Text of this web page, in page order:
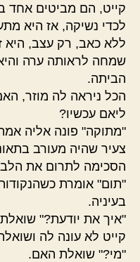
קייט, הם מביטים אחד
לכדי נשיקה, אז היא
ללא כאב, רק עצב,
שמחה לראותה ערה
הביתה.
הכל ניראה לה מוזר,
ליאם עכשיו?
"מתוקה" פונה אליה
צעיר שהיה מעורב
הסכימה לתרום את
"תום" אומרת
בעיניה.
"איך את יודעת?"
קייט לא עונה לה
"מי?" שואלת האם.